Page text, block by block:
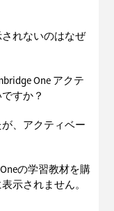
れないのはなぜ
One アクテ
すか？
、アクティベー
の学習教材を購
示されません。